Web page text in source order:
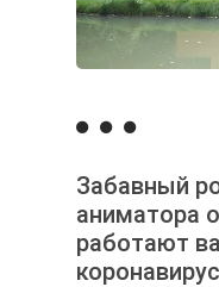
Забавный
аниматора
работают